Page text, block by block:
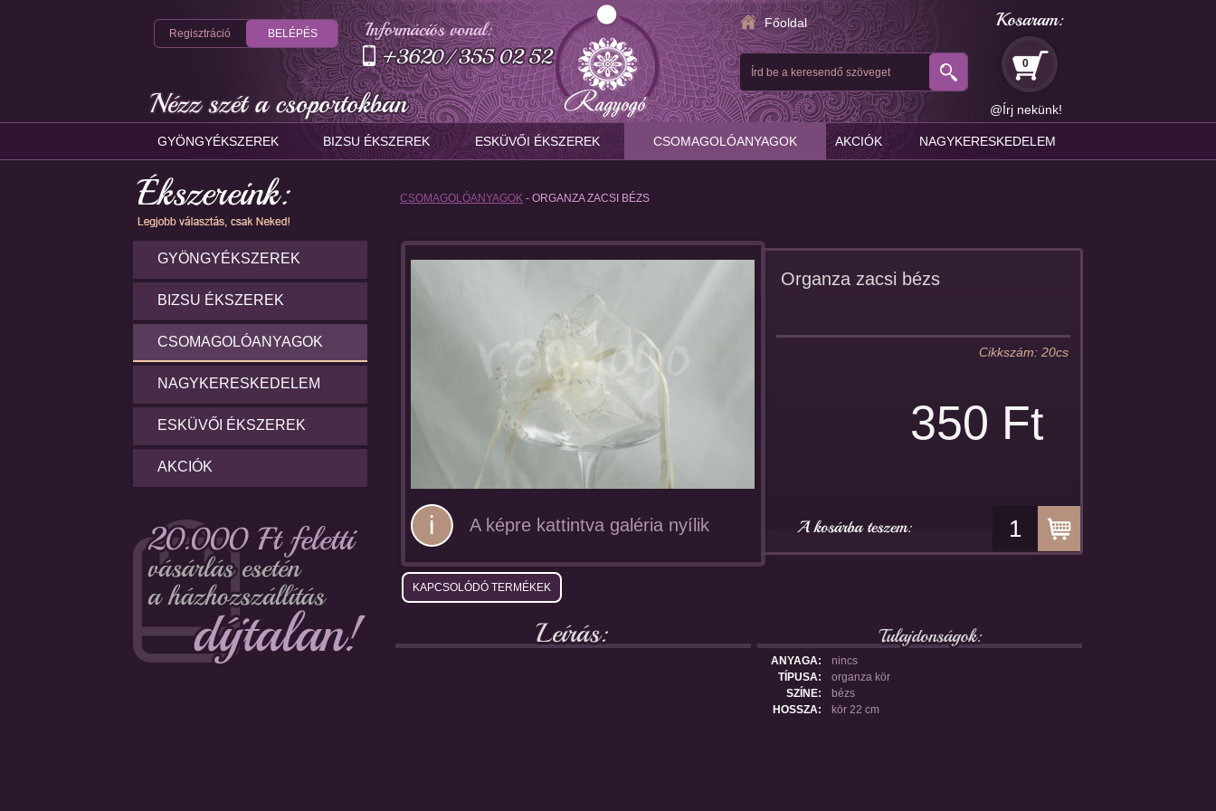
Regisztráció BELÉPÉS
Főoldal
Írd be a keresendő szöveget
0
@Írj nekünk!
GYÖNGYÉKSZEREK BIZSU ÉKSZEREK ESKÜVŐI ÉKSZEREK CSOMAGOLÓANYAGOK AKCIÓK NAGYKERESKEDELEM
GYÖNGYÉKSZEREK
BIZSU ÉKSZEREK
CSOMAGOLÓANYAGOK
NAGYKERESKEDELEM
ESKÜVŐI ÉKSZEREK
AKCIÓK
CSOMAGOLÓANYAGOK - ORGANZA ZACSI BÉZS
A képre kattintva galéria nyílik
Organza zacsi bézs
Cikkszám: 20cs
350 Ft
KAPCSOLÓDÓ TERMÉKEK
ANYAGA:
nincs
TÍPUSA:
organza kör
SZÍNE:
bézs
HOSSZA:
kör 22 cm